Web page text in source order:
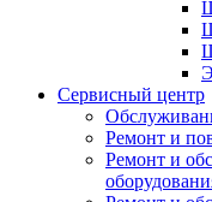
Сервисный центр
Ремонт и
Ремонт и